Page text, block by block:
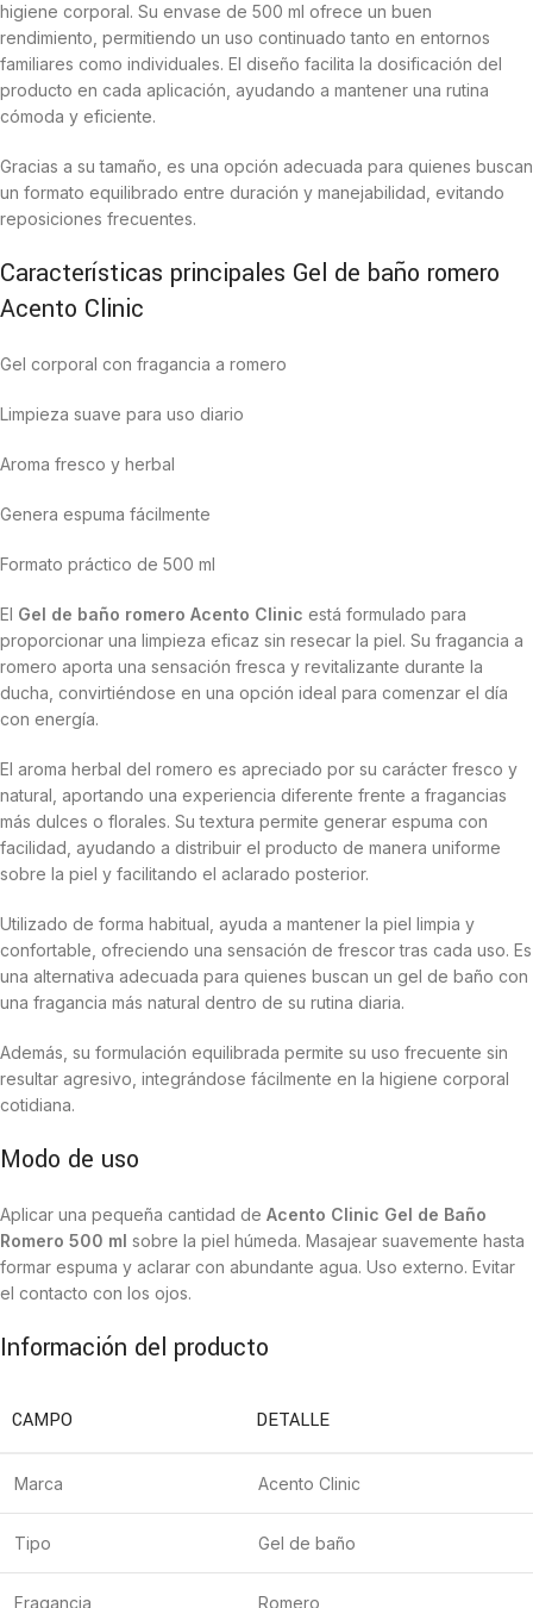
higiene corporal. Su envase de 500 ml ofrece un buen
rendimiento, permitiendo un uso continuado tanto en entornos
familiares como individuales. El diseño facilita la dosificación del
producto en cada aplicación, ayudando a mantener una rutina
cómoda y eficiente.
Gracias a su tamaño, es una opción adecuada para quienes buscan
un formato equilibrado entre duración y manejabilidad, evitando
reposiciones frecuentes.
Características principales Gel de baño romero
Acento Clinic
Gel corporal con fragancia a romero
Limpieza suave para uso diario
Aroma fresco y herbal
Genera espuma fácilmente
Formato práctico de 500 ml
El Gel de baño romero Acento Clinic está formulado para
proporcionar una limpieza eficaz sin resecar la piel. Su fragancia a
romero aporta una sensación fresca y revitalizante durante la
ducha, convirtiéndose en una opción ideal para comenzar el día
con energía.
El aroma herbal del romero es apreciado por su carácter fresco y
natural, aportando una experiencia diferente frente a fragancias
más dulces o florales. Su textura permite generar espuma con
facilidad, ayudando a distribuir el producto de manera uniforme
sobre la piel y facilitando el aclarado posterior.
Utilizado de forma habitual, ayuda a mantener la piel limpia y
confortable, ofreciendo una sensación de frescor tras cada uso. Es
una alternativa adecuada para quienes buscan un gel de baño con
una fragancia más natural dentro de su rutina diaria.
Además, su formulación equilibrada permite su uso frecuente sin
resultar agresivo, integrándose fácilmente en la higiene corporal
cotidiana.
Modo de uso
Aplicar una pequeña cantidad de Acento Clinic Gel de Baño
Romero 500 ml sobre la piel húmeda. Masajear suavemente hasta
formar espuma y aclarar con abundante agua. Uso externo. Evitar
el contacto con los ojos.
Información del producto
CAMPO DETALLE
Marca Acento Clinic
Tipo Gel de baño
Fragancia Romero